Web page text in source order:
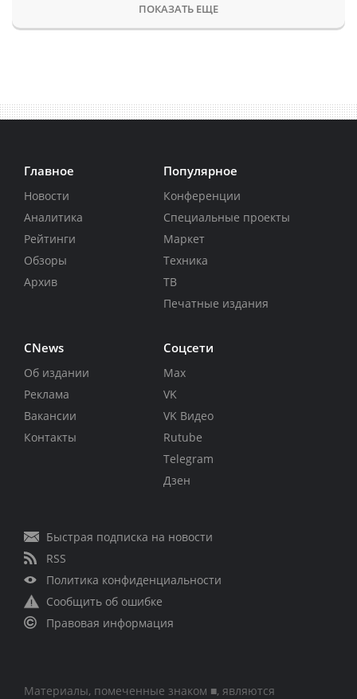
ПОКАЗАТЬ ЕЩЕ
Главное
Новости
Аналитика
Рейтинги
Обзоры
Архив
Популярное
Конференции
Специальные проекты
Маркет
Техника
ТВ
Печатные издания
CNews
Об издании
Реклама
Вакансии
Контакты
Соцсети
Max
VK
VK Видео
Rutube
Telegram
Дзен
Быстрая подписка на новости
RSS
Политика конфиденциальности
Сообщить об ошибке
Правовая информация
Материалы, помеченные знаком ■, являются